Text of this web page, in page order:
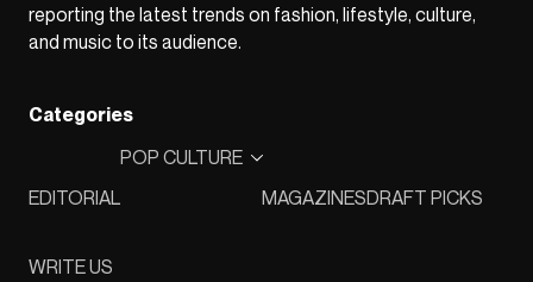
reporting the latest trends on fashion, lifestyle, culture,
and music to its audience.
Categories
EDITORIAL
POP CULTURE
MAGAZINESDRAFT PICKS
WRITE US